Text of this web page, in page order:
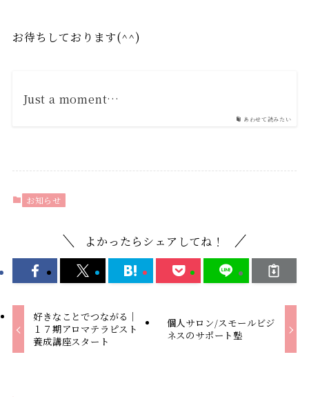
お待ちしております(^^)
あわせて読みたい
Just a moment…
お知らせ
よかったらシェアしてね！
好きなことでつながる｜
１７期アロマテラピスト
養成講座スタート
個人サロン/スモールビジ
ネスのサポート塾